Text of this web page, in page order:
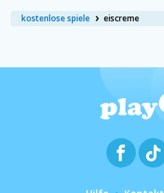
kostenlose spiele eiscreme